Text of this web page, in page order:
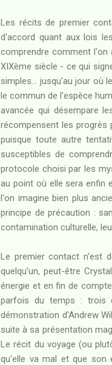
Les récits de premier
d'accord quant aux lois
comprendre comment l'on
XIXème siècle - ce qui
simples... jusqu'au jour où
le commun de l'espèce
avancée qui désempare
récompensent les
puisque toute autre
susceptibles de
protocole choisi par les
au point où elle sera enfin
l'on imagine bien plus
principe de précaution :
contamination culturelle,
Le premier contact n'est
quelqu'un, peut-être
énergie et en fin de
parfois du temps : trois
démonstration d'Andrew
suite à sa présentation
Le récit du voyage (ou
qu'elle va mal et que son